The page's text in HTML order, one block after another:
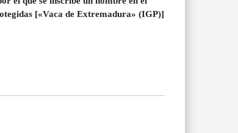
[«Vaca de Extremadura» (IGP)]